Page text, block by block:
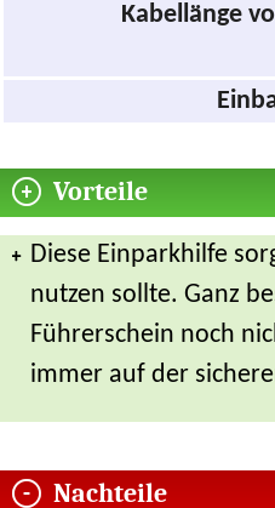
Kabellänge
Vorteile
Diese Einparkhilfe
nutzen sollte. Ganz
Führerschein noch
immer auf der
Nachteile